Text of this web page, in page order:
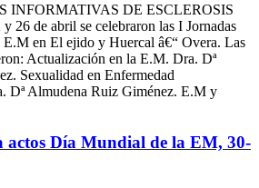
INFORMATIVAS DE ESCLEROSIS
26 de abril se celebraron las I Jornadas
en El ejido y Huercal â€“ Overa. Las
Actualización en la E.M. Dra. Dª
Sexualidad en Enfermedad
Dª Almudena Ruiz Giménez. E.M y
Día Mundial de la EM, 30-